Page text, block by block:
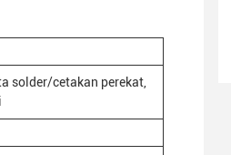
solder/cetakan perekat,